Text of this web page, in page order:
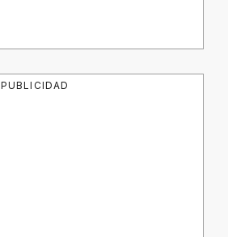
PUBLICIDAD